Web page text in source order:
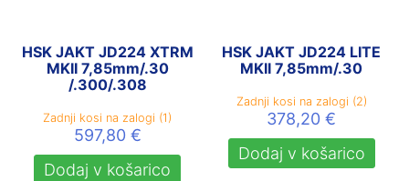
HSK JAKT JD224 XTRM
MKII 7,85mm/.30
/.300/.308
Zadnji kosi na zalogi (1)
597,80 €
Dodaj v košarico
HSK JAKT JD224 LITE
MKII 7,85mm/.30
Zadnji kosi na zalogi (2)
378,20€
Dodaj v košarico